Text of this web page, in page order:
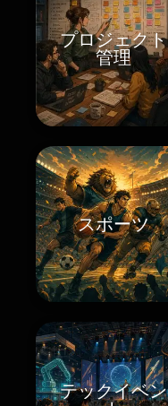
プロジェクト
管理
スポーツ
テックイベン